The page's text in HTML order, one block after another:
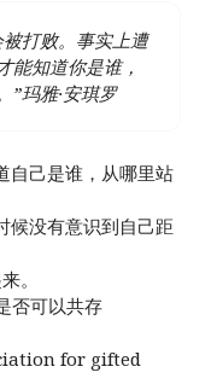
打败。事实上遭
能知道你是谁，
”玛雅·安琪罗
自己是谁，从哪里站
候没有意识到自己距
。
否可以共存
for gifted